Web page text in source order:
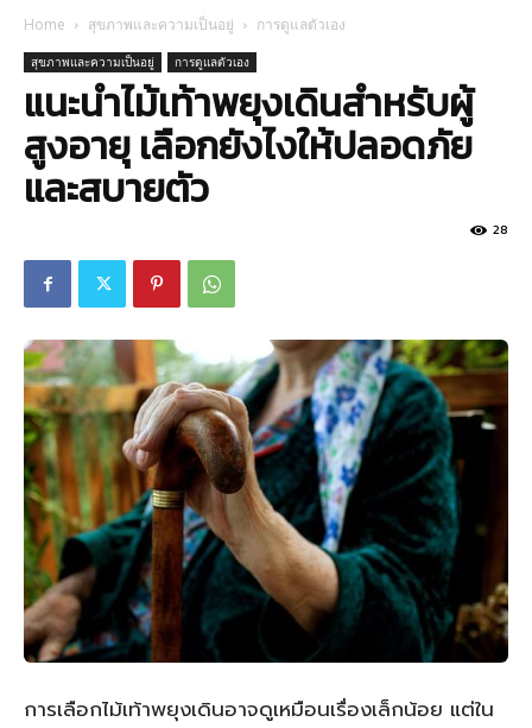
Home สุขภาพและความเป็นอยู่ การดูแลตัวเอง
สุขภาพและความเป็นอยู่ การดูแลตัวเอง
แนะนำไม้เท้าพยุงเดินสำหรับผู้
สูงอายุ เลือกยังไงให้ปลอดภัย
และสบายตัว
28
การเลือกไม้เท้าพยุงเดินอาจดูเหมือนเรื่องเล็กน้อย แต่ใน